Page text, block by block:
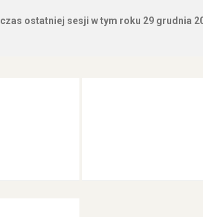
ostatniej sesji w tym roku 29 grudnia